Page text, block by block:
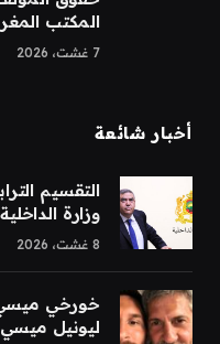
المكتب
7 غشت، 2026
أخبار شائعة
وزارة الداخلية
8 غشت، 2026
خورخي ميسي:
ليونيل ميسي عن